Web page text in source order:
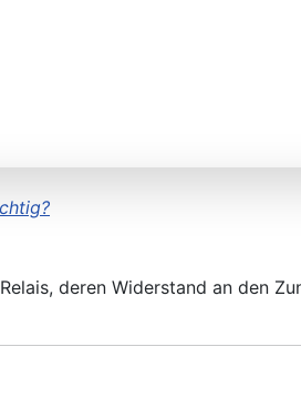
deren Widerstand an den